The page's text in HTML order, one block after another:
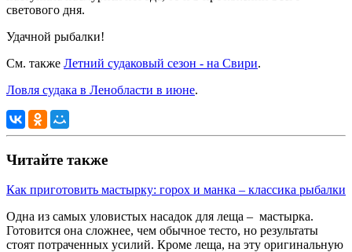
светового дня.
Удачной рыбалки!
См. также Летний судаковый сезон - на Свири.
Ловля судака в Ленобласти в июне.
Читайте также
Как приготовить мастырку: горох и манка – классика рыбалки
Одна из самых уловистых насадок для леща – мастырка.
Готовится она сложнее, чем обычное тесто, но результаты
стоят потраченных усилий. Кроме леща, на эту оригинальную